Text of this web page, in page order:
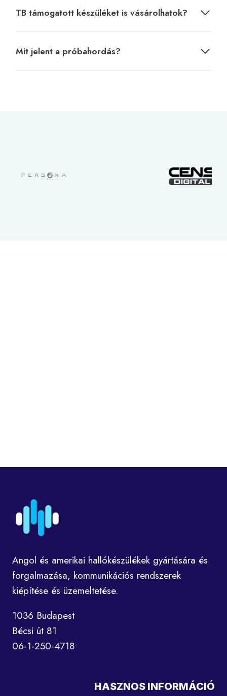
TB támogatott készüléket is vásárolhatok?
Mit jelent a próbahordás?
Angol és amerikai hallókészülékek gyártására és
forgalmazása, kommunikációs rendszerek
kiépítése és üzemeltetése.
1036 Budapest
Bécsi út 81
06-1-250-4718
HASZNOS INFORMÁCIÓ